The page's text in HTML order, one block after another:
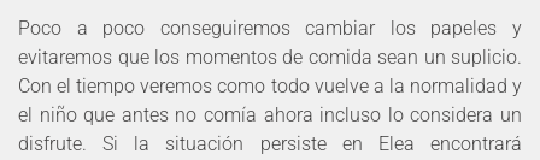
Poco a poco conseguiremos cambiar los papeles y
evitaremos que los momentos de comida sean un suplicio.
Con el tiempo veremos como todo vuelve a la normalidad y
el niño que antes no comía ahora incluso lo considera un
disfrute. Si la situación persiste en Elea encontrará